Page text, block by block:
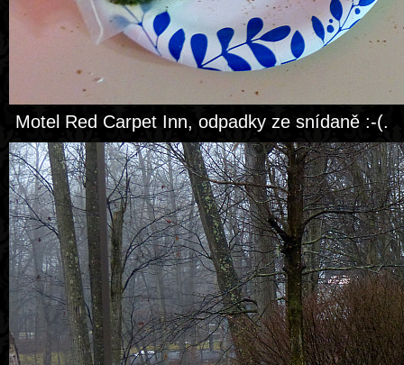
Motel Red Carpet Inn, odpadky ze snídaně :-(.